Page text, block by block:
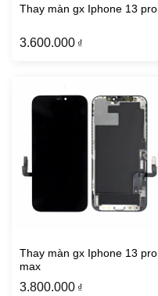
Thay màn gx Iphone 13 pro
3.600.000 ₫
Thay màn gx Iphone 13 pro
max
3.800.000 ₫